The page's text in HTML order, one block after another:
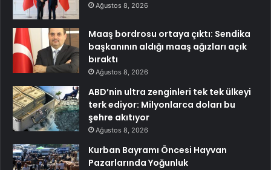
Ağustos 8, 2026
Maaş bordrosu ortaya çıktı: Sendika
başkanının aldığı maaş ağızları açık
bıraktı
Ağustos 8, 2026
ABD’nin ultra zenginleri tek tek ülkeyi
terk ediyor: Milyonlarca doları bu
şehre akıtıyor
Ağustos 8, 2026
Kurban Bayramı Öncesi Hayvan
Pazarlarında Yoğunluk